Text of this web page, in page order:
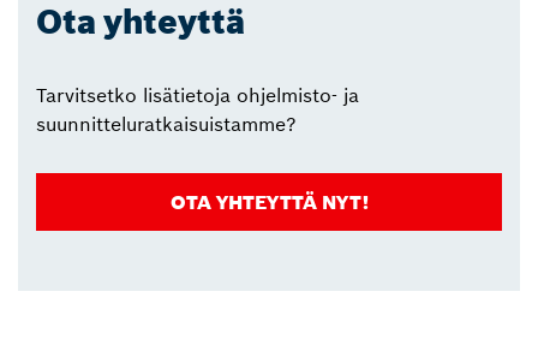
Ota yhteyttä
Tarvitsetko lisätietoja ohjelmisto- ja
suunnitteluratkaisuistamme?
OTA YHTEYTTÄ NYT!